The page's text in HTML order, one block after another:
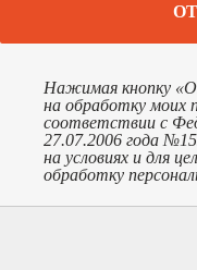
Нажимая кнопку
на обработку моих
соответствии с
27.07.2006 года
на условиях и для
обработку